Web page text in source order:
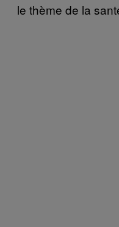
le thème de la